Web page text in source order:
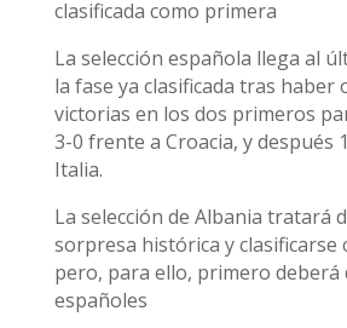
clasificada como primera
La selección española llega al
la fase ya clasificada tras haber
victorias en los dos primeros
3-0 frente a Croacia, y después
Italia.
La selección de Albania tratará
sorpresa histórica y clasificarse
pero, para ello, primero deberá
españoles